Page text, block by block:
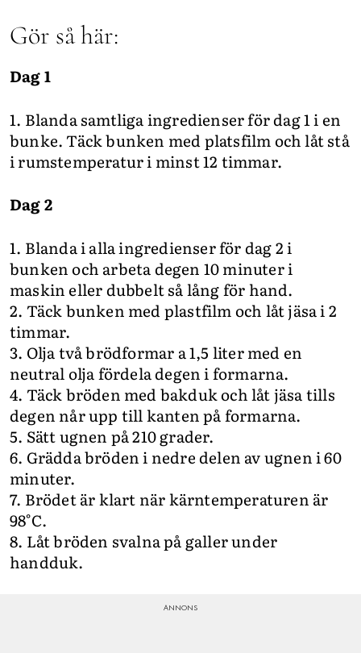
Gör så här:
Dag 1
1. Blanda samtliga ingredienser för dag 1 i en
bunke. Täck bunken med platsfilm och låt stå
i rumstemperatur i minst 12 timmar.
Dag 2
1. Blanda i alla ingredienser för dag 2 i
bunken och arbeta degen 10 minuter i
maskin eller dubbelt så lång för hand.
2. Täck bunken med plastfilm och låt jäsa i 2
timmar.
3. Olja två brödformar a 1,5 liter med en
neutral olja fördela degen i formarna.
4. Täck bröden med bakduk och låt jäsa tills
degen når upp till kanten på formarna.
5. Sätt ugnen på 210 grader.
6. Grädda bröden i nedre delen av ugnen i 60
minuter.
7. Brödet är klart när kärntemperaturen är
98°C.
8. Låt bröden svalna på galler under
handduk.